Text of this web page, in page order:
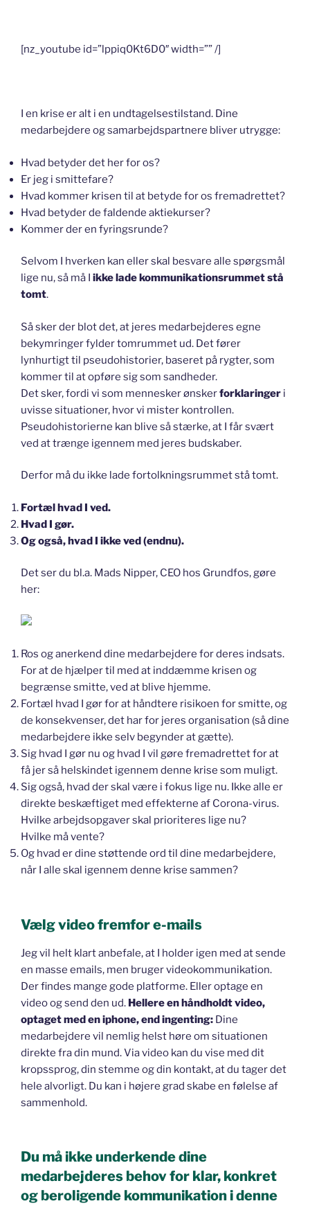
[nz_youtube id=”lppiq0Kt6D0″ width=”” /]
I en krise er alt i en undtagelsestilstand. Dine
medarbejdere og samarbejdspartnere bliver utrygge:
Hvad betyder det her for os?
Er jeg i smittefare?
Hvad kommer krisen til at betyde for os fremadrettet?
Hvad betyder de faldende aktiekurser?
Kommer der en fyringsrunde?
Selvom I hverken kan eller skal besvare alle spørgsmål
lige nu, så må I ikke lade kommunikationsrummet stå
tomt.
Så sker der blot det, at jeres medarbejderes egne
bekymringer fylder tomrummet ud. Det fører
lynhurtigt til pseudohistorier, baseret på rygter, som
kommer til at opføre sig som sandheder.
Det sker, fordi vi som mennesker ønskerforklaringer i
uvisse situationer, hvor vi mister kontrollen.
Pseudohistorierne kan blive så stærke, at I får svært
ved at trænge igennem med jeres budskaber.
Derfor må du ikke lade fortolkningsrummet stå tomt.
Fortæl hvad I ved.
Hvad I gør.
Og også, hvad I ikke ved (endnu).
Det ser du bl.a. Mads Nipper, CEO hos Grundfos, gøre
her:
Ros og anerkend dine medarbejdere for deres indsats.
For at de hjælper til med at inddæmme krisen og
begrænse smitte, ved at blive hjemme.
Fortæl hvad I gør for at håndtere risikoen for smitte, og
de konsekvenser, det har for jeres organisation (så dine
medarbejdere ikke selv begynder at gætte).
Sig hvad I gør nu og hvad I vil gøre fremadrettet for at
få jer så helskindet igennem denne krise som muligt.
Sig også, hvad der skal være i fokus lige nu. Ikke alle er
direkte beskæftiget med effekterne af Corona-virus.
Hvilke arbejdsopgaver skal prioriteres lige nu?
Hvilke må vente?
Og hvad er dine støttende ord til dine medarbejdere,
når I alle skal igennem denne krise sammen?
Vælg video fremfor e-mails
Jeg vil helt klart anbefale, at I holder igen med at sende
en masse emails, men bruger videokommunikation.
Der findes mange gode platforme. Eller optage en
video og send den ud. Hellere en håndholdt video,
optaget med en iphone, end ingenting: Dine
medarbejdere vil nemlig helst høre om situationen
direkte fra din mund. Via video kan du vise med dit
kropssprog, din stemme og din kontakt, at du tager det
hele alvorligt. Du kan i højere grad skabe en følelse af
sammenhold.
Du må ikke underkende dine
medarbejderes behov for klar, konkret
og beroligende kommunikation i denne